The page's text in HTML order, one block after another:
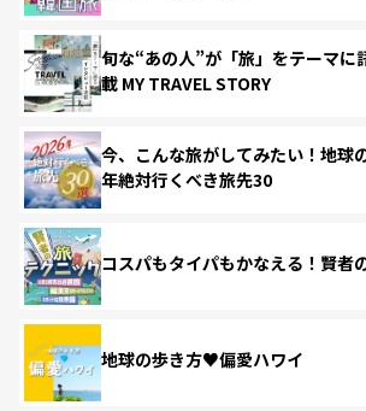
旬な“あの人”が「旅」をテーマに
載 MY TRAVEL STORY
今、こんな旅がしてみたい！地球
年絶対行くべき旅先30
コスパもタイパもかなえる！賢者
地球の歩き方♥偏愛ハワイ